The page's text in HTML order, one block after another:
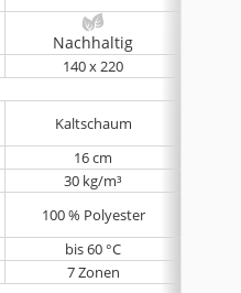
Nachhaltig
140 x 220
Kaltschaum
16 cm
30 kg/m³
100 % Polyester
bis 60 °C
7 Zonen